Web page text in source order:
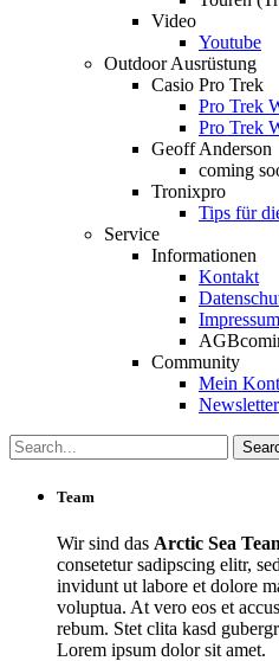
Video
Youtube
Outdoor Ausrüstung
Casio Pro Trek
Pro Trek
Pro Trek
Geoff Anderson
coming
Tronixpro
Tips für
Service
Informationen
Kontakt
Impressum
AGB
Community
Mein
Newsletter
Team
Wir sind das Arctic Sea
consetetur sadipscing elitr,
invidunt ut labore et dolore
voluptua. At vero eos et
rebum. Stet clita kasd
Lorem ipsum dolor sit amet.